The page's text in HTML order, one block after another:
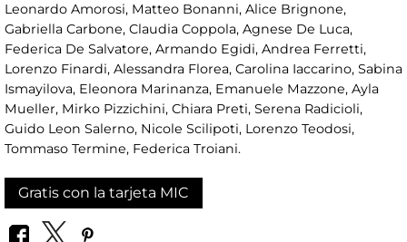
Leonardo Amorosi, Matteo Bonanni, Alice Brignone,
Gabriella Carbone, Claudia Coppola, Agnese De Luca,
Federica De Salvatore, Armando Egidi, Andrea Ferretti,
Lorenzo Finardi, Alessandra Florea, Carolina Iaccarino, Sabina
Ismayilova, Eleonora Marinanza, Emanuele Mazzone, Ayla
Mueller, Mirko Pizzichini, Chiara Preti, Serena Radicioli,
Guido Leon Salerno, Nicole Scilipoti, Lorenzo Teodosi,
Tommaso Termine, Federica Troiani.
Gratis con la tarjeta MIC